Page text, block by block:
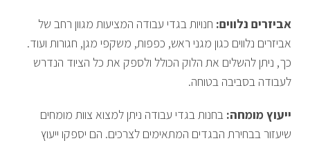
אביזרים נלווים: חנויות בגדי עבודה המציעות מגוון רחב של
אביזרים נלווים כגון מגני ראש, כפפות, משקפי מגן, חגורות ועוד.
כך, ניתן להשלים את הלוק הכולל ולספק את כל הציוד הנדרש
לעבודה בסביבה בטוחה.
ייעוץ מומחה: בחנות בגדי עבודה ניתן למצוא צוות מומחים
שיעזור בבחירת הבגדים המתאימים לצרכים. הם יספקו ייעוץ